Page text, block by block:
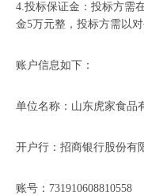
4.投标保证金：投标方需
金5万元整，投标方需以
账户信息如下：
单位名称：山东虎家食品
开户行：招商银行股份有
账号：731910608810558